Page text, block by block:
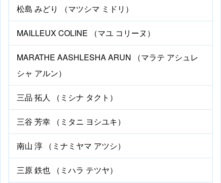
松島 みどり （マツシマ ミドリ）
MAILLEUX COLINE （マユ コリーヌ）
MARATHE AASHLESHA ARUN （マラテ アシュレ
シャ アルン）
三品 拓人 （ミシナ タクト）
三谷 芳幸 （ミタニ ヨシユキ）
南山 淳 （ミナミヤマ アツシ）
三原 鉄也 （ミハラ テツヤ）